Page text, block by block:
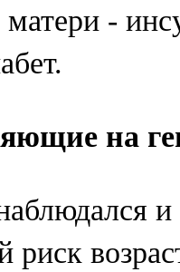
матери -
на
риск